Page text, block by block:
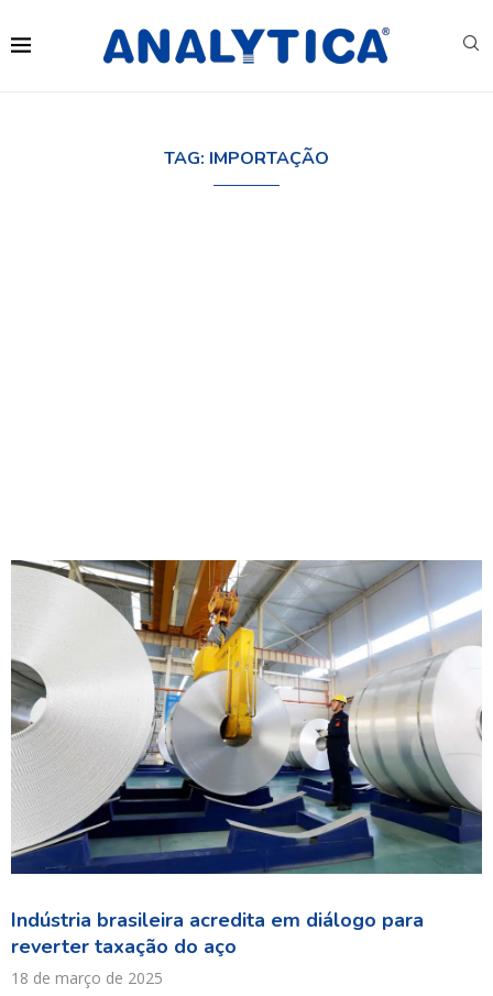
TAG: IMPORTAÇÃO
Indústria brasileira acredita em diálogo para
reverter taxação do aço
18 de março de 2025